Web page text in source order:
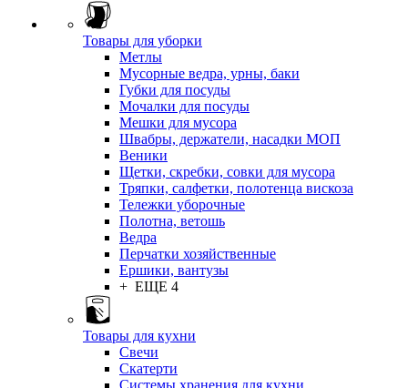
Товары для уборки
Метлы
Мусорные ведра, урны, баки
Губки для посуды
Мочалки для посуды
Мешки для мусора
Швабры, держатели, насадки МОП
Веники
Щетки, скребки, совки для мусора
Тряпки, салфетки, полотенца вискоза
Тележки уборочные
Полотна, ветошь
Ведра
Перчатки хозяйственные
Ершики, вантузы
+ ЕЩЕ 4
Товары для кухни
Свечи
Скатерти
Системы хранения для кухни